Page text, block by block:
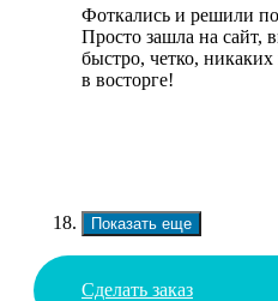
Фоткались и решили
Просто зашла на сайт,
быстро, четко,
в восторге!
Показать еще
Сделать заказ